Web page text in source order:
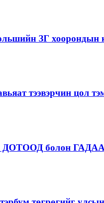
ЗГ хоорондын
тээвэрчин цол
болон